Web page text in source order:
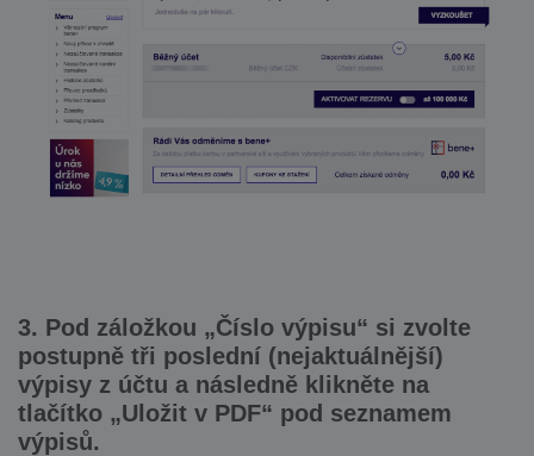
3. Pod záložkou „Číslo výpisu“ si zvolte
postupně tři poslední (nejaktuálnější)
výpisy z účtu a následně klikněte na
tlačítko „Uložit v PDF“ pod seznamem
výpisů.